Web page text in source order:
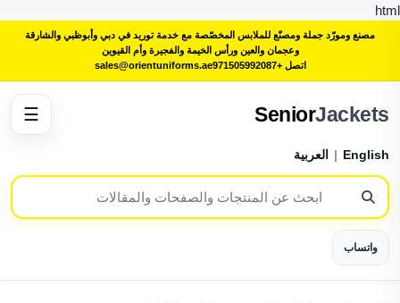
html
مصنع ومورّد جملة ومصنّع للملابس المخصّصة مع خدمة توريد في دبي وأبوظبي والشارقة
وعجمان والعين ورأس الخيمة والفجيرة وأم القيوين
اتصل +971505992087
sales@orientuniforms.ae
SeniorJackets
English
| العربية
واتساب
☰